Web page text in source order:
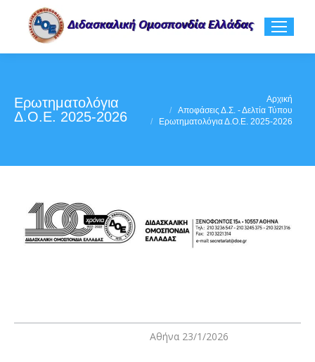
Eρωτηματολόγια
Δ.Ο.Ε. 2025-2026
Αρχική
Αποφάσεις Δ.Σ. - Δελτία Τύπου
Eρωτηματολόγια Δ.Ο.Ε. 2025-2026
Αθήνα 23/1/2026